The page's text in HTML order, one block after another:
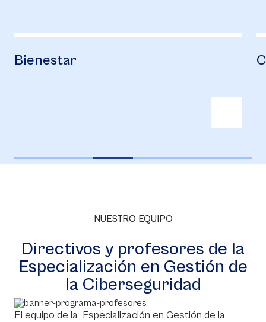
Campus Life
NUESTRO EQUIPO
Directivos y profesores de la
Especialización en Gestión de
la Ciberseguridad
El equipo de la Especialización en Gestión de la